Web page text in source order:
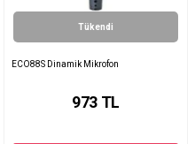
Tükendi
ECO88S Dinamik Mikrofon
973 TL